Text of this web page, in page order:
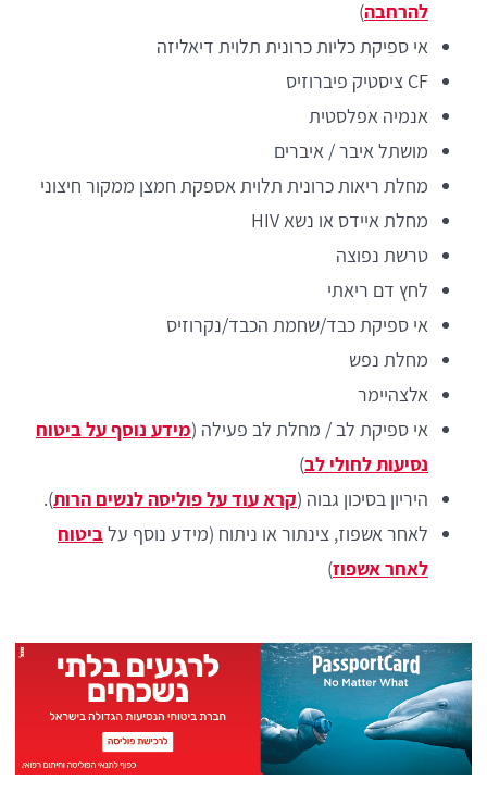
להרחבה)
אי ספיקת כליות כרונית תלוית דיאליזה
CF ציסטיק פיברוזיס
אנמיה אפלסטית
מושתל איבר / איברים
מחלת ריאות כרונית תלוית אספקת חמצן ממקור חיצוני
מחלת איידס או נשא HIV
טרשת נפוצה
לחץ דם ריאתי
אי ספיקת כבד/שחמת הכבד/נקרוזיס
מחלת נפש
אלצהיימר
אי ספיקת לב / מחלת לב פעילה (מידע נוסף על ביטוח
נסיעות לחולי לב)
היריון בסיכון גבוה (קרא עוד על פוליסה לנשים הרות).
לאחר אשפוז, צינתור או ניתוח (מידע נוסף עלביטוח
לאחר אשפוז)